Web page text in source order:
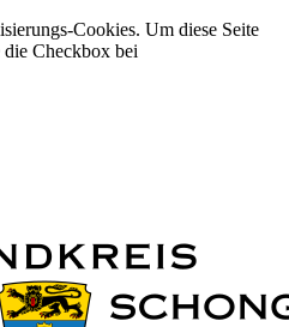
Cookies. Um diese Seite
die Checkbox bei